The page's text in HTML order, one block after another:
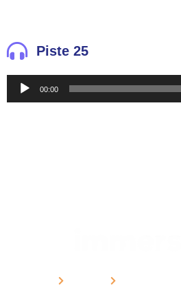
Piste 25
Reproductor
de
00:00